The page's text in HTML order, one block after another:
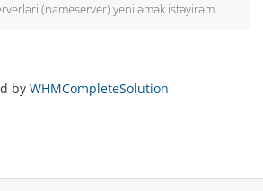
(nameserver) yeniləmək istəyirəm.
by WHMCompleteSolution